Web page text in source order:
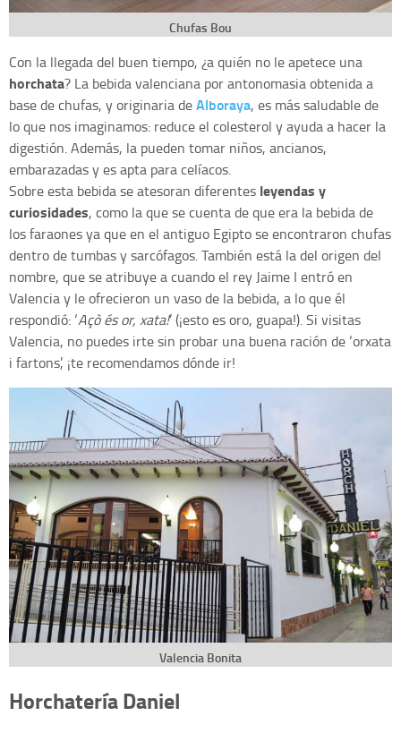
Chufas Bou
Con la llegada del buen tiempo, ¿a quién no le apetece una
horchata? La bebida valenciana por antonomasia obtenida a
base de chufas, y originaria deAlboraya, es más saludable de
lo que nos imaginamos: reduce el colesterol y ayuda a hacer la
digestión. Además, la pueden tomar niños, ancianos,
embarazadas y es apta para celíacos.
Sobre esta bebida se atesoran diferentes leyendas y
curiosidades, como la que se cuenta de que era la bebida de
los faraones ya que en el antiguo Egipto se encontraron chufas
dentro de tumbas y sarcófagos. También está la del origen del
nombre, que se atribuye a cuando el rey Jaime I entró en
Valencia y le ofrecieron un vaso de la bebida, a lo que él
respondió: ‘Açò és or, xata!’ (¡esto es oro, guapa!). Si visitas
Valencia, no puedes irte sin probar una buena ración de ‘orxata
i fartons’, ¡te recomendamos dónde ir!
Valencia Bonita
Horchatería Daniel